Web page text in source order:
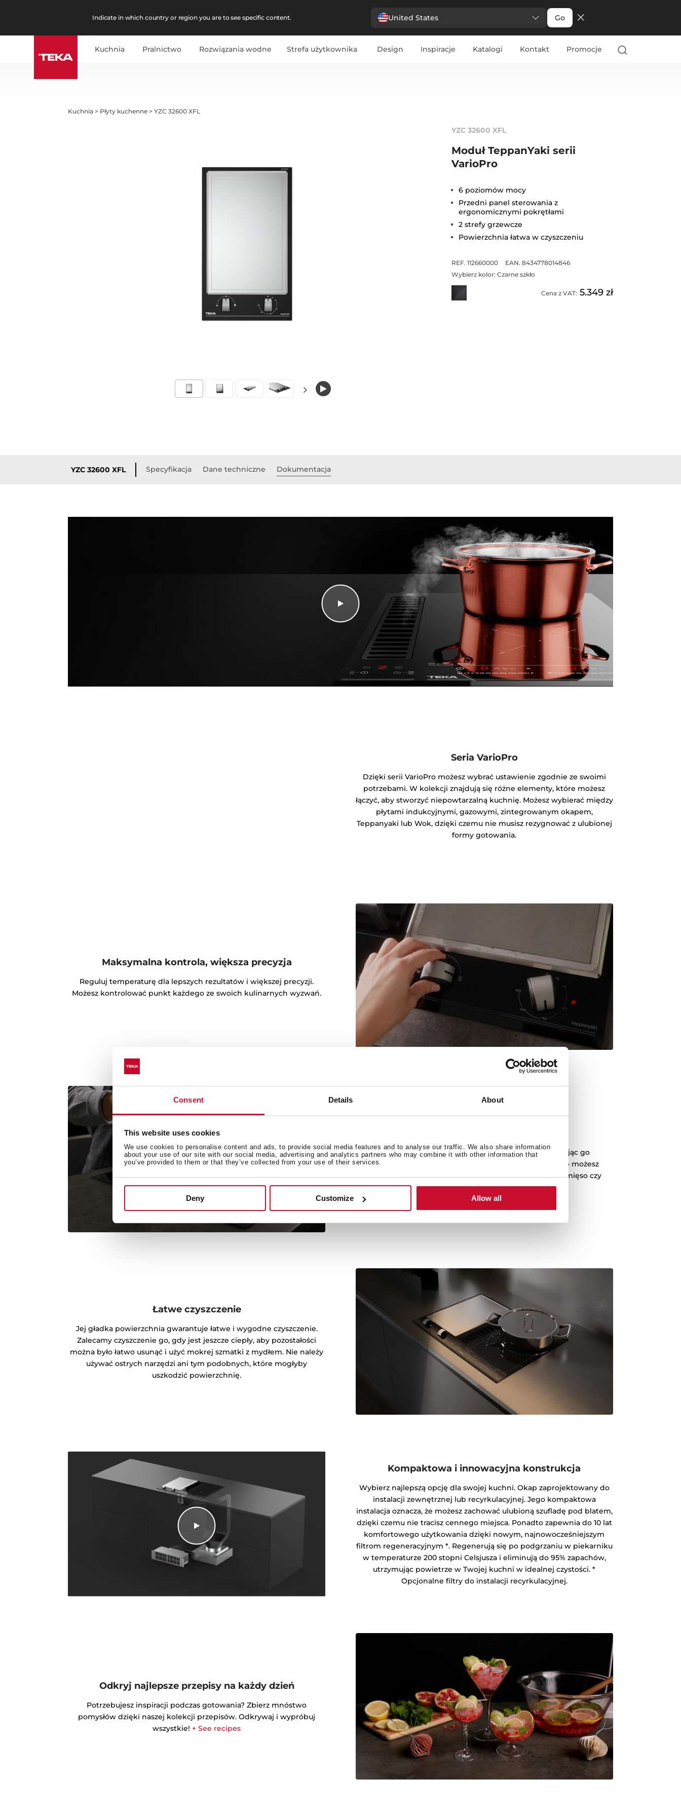
Consent Details About
This website uses cookies
We use cookies to personalise content and ads, to provide social media features and to analyse our traffic. We also share information
about your use of our site with our social media, advertising and analytics partners who may combine it with other information that
you’ve provided to them or that they’ve collected from your use of their services.
Deny Customize Allow all
Indicate in which country or region you are to see specific content. United States Go
Kuchnia Pralnictwo Rozwiązania wodne Strefa użytkownika Design Inspiracje Katalogi Kontakt Promocje
Kuchnia > Płyty kuchenne >YZC 32600 XFL
YZC 32600 XFL
Moduł TeppanYaki serii
VarioPro
6 poziomów mocy
Przedni panel sterowania z
ergonomicznymi pokrętłami
2 strefy grzewcze
Powierzchnia łatwa w czyszczeniu
REF. 112660000
EAN. 8434778014846
Wybierz kolor: Czarne szkło
Cena z VAT: 5.349 zł
YZC 32600 XFL Specyfikacja Dane techniczne Dokumentacja
Seria VarioPro
Dzięki serii VarioPro możesz wybrać ustawienie zgodnie ze swoimi
potrzebami. W kolekcji znajdują się różne elementy, które możesz
łączyć, aby stworzyć niepowtarzalną kuchnię. Możesz wybierać między
płytami indukcyjnymi, gazowymi, zintegrowanym okapem,
Teppanyaki lub Wok, dzięki czemu nie musisz rezygnować z ulubionej
formy gotowania.
Maksymalna kontrola, większa precyzja
Reguluj temperaturę dla lepszych rezultatów i większej precyzji.
Możesz kontrolować punkt każdego ze swoich kulinarnych wyzwań.
Gotuj bez lub z minimalną ilością oleju rozprowadzając go
równomiernie po całej powierzchni. W zdrowy sposób możesz
przygotować wszystkie rodzaje potraw, od warzyw po mięso czy
owoce morza.
Łatwe czyszczenie
Jej gładka powierzchnia gwarantuje łatwe i wygodne czyszczenie.
Zalecamy czyszczenie go, gdy jest jeszcze ciepły, aby pozostałości
można było łatwo usunąć i użyć mokrej szmatki z mydłem. Nie należy
używać ostrych narzędzi ani tym podobnych, które mogłyby
uszkodzić powierzchnię.
Kompaktowa i innowacyjna konstrukcja
Wybierz najlepszą opcję dla swojej kuchni. Okap zaprojektowany do
instalacji zewnętrznej lub recyrkulacyjnej. Jego kompaktowa
instalacja oznacza, że ​​możesz zachować ulubioną szufladę pod blatem,
dzięki czemu nie tracisz cennego miejsca. Ponadto zapewnia do 10 lat
komfortowego użytkowania dzięki nowym, najnowocześniejszym
filtrom regeneracyjnym *. Regenerują się po podgrzaniu w piekarniku
w temperaturze 200 stopni Celsjusza i eliminują do 95% zapachów,
utrzymując powietrze w Twojej kuchni w idealnej czystości. *
Opcjonalne filtry do instalacji recyrkulacyjnej.
Odkryj najlepsze przepisy na każdy dzień
Potrzebujesz inspiracji podczas gotowania? Zbierz mnóstwo
pomysłów dzięki naszej kolekcji przepisów. Odkrywaj i wypróbuj
wszystkie! + See recipes